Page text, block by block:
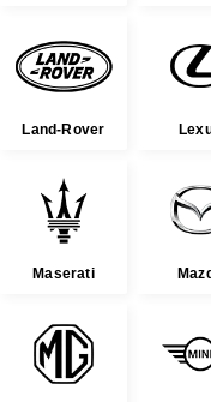
Land-Rover
Maserati